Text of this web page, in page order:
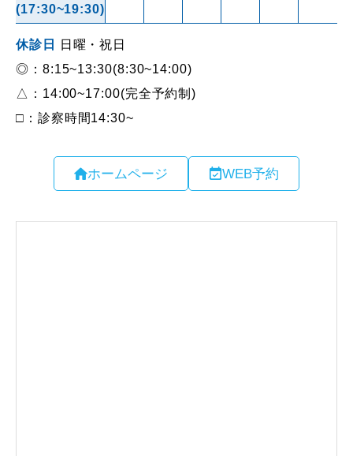
ホームページ WEB予約